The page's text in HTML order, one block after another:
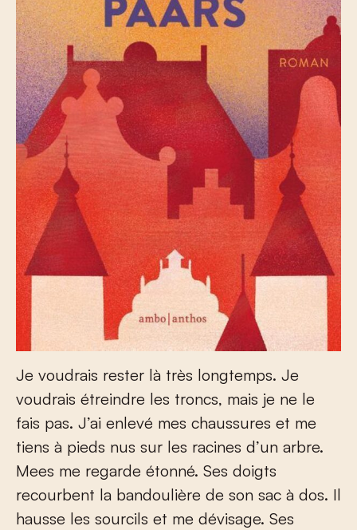
Je voudrais rester là très longtemps. Je
voudrais étreindre les troncs, mais je ne le
fais pas. J’ai enlevé mes chaussures et me
tiens à pieds nus sur les racines d’un arbre.
Mees me regarde étonné. Ses doigts
recourbent la bandoulière de son sac à dos. Il
hausse les sourcils et me dévisage. Ses